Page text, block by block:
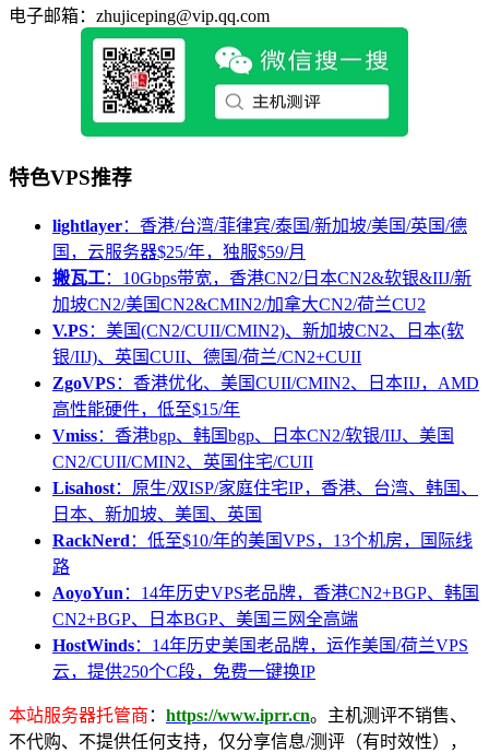
电子邮箱：zhujiceping@vip.qq.com
特色VPS推荐
lightlayer：香港/台湾/菲律宾/泰国/新加坡/美国/英国/德
国，云服务器$25/年，独服$59/月
搬瓦工：10Gbps带宽，香港CN2/日本CN2&软银&IIJ/新
加坡CN2/美国CN2&CMIN2/加拿大CN2/荷兰CU2
V.PS：美国(CN2/CUII/CMIN2)、新加坡CN2、日本(软
银/IIJ)、英国CUII、德国/荷兰/CN2+CUII
ZgoVPS：香港优化、美国CUII/CMIN2、日本IIJ，AMD
高性能硬件，低至$15/年
Vmiss：香港bgp、韩国bgp、日本CN2/软银/IIJ、美国
CN2/CUII/CMIN2、英国住宅/CUII
Lisahost：原生/双ISP/家庭住宅IP，香港、台湾、韩国、
日本、新加坡、美国、英国
RackNerd ：低至$10/年的美国VPS，13个机房，国际线
路
AoyoYun ：14年历史VPS老品牌，香港CN2+BGP、韩国
CN2+BGP、日本BGP、美国三网全高端
HostWinds：14年历史美国老品牌，运作美国/荷兰VPS
云，提供250个C段，免费一键换IP
本站服务器托管商 ： https://www.iprr.cn。主机测评不销售、
不代购、不提供任何支持，仅分享信息/测评（有时效性），